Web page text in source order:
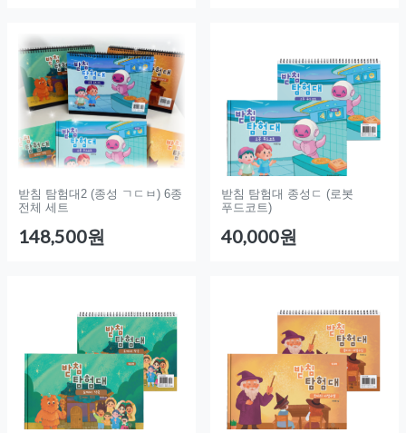
받침 탐험대2 (종성 ㄱㄷㅂ) 6종
전체 세트
148,500원
받침 탐험대 종성ㄷ (로봇
푸드코트)
40,000원